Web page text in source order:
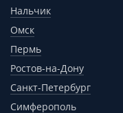
Нальчик
Омск
Пермь
Ростов-на-Дону
Санкт-Петербург
Симферополь